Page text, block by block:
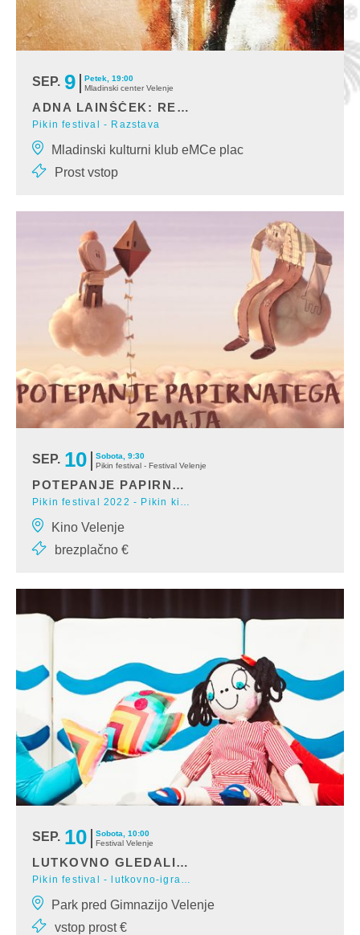
SEP. 9
Petek, 19:00
Mladinski center Velenje
ADNA LAINŠČEK: RED LIPS ART
Pikin festival - Razstava
Posebna izdaja Red Lips Art vzbudi zanimiv pogled v umetniška
snovanja ženske, ločeno obraz in telo.
Mladinski kulturni klub eMCe plac
Prost vstop
SEP. 10
Sobota, 9:30
Pikin festival - Festival Velenje
POTEPANJE PAPIRNATEGA ZMAJA
Pikin festival 2022 - Pikin kino
7 kratkih animiranih filmov za najmlajše/2021/34 min/brez
dialogov/4+ Kakovosten program sporočilno
Kino Velenje
brezplačno €
SEP. 10
Sobota, 10:00
Festival Velenje
LUTKOVNO GLEDALIŠČE VELENJE: O MAJHNI ANICI
Pikin festival - lutkovno-igrana predstava
Izredno domiselna, igriva knjiga “Lilla Anna” švedskega para Inger
in Lasseja Sandbergov iz leta 197
Park pred Gimnazijo Velenje
vstop prost €